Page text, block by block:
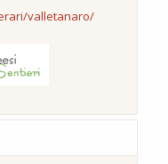
valletanaro/